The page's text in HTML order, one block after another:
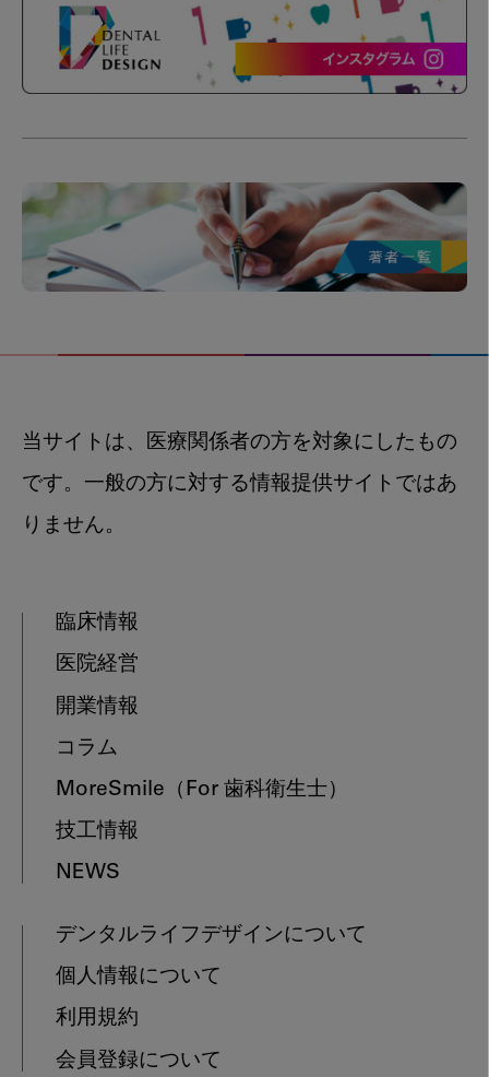
当サイトは、医療関係者の方を対象にしたもの
です。一般の方に対する情報提供サイトではあ
りません。
臨床情報
医院経営
開業情報
コラム
MoreSmile （For 歯科衛生士）
技工情報
NEWS
デンタルライフデザインについて
個人情報について
利用規約
会員登録について